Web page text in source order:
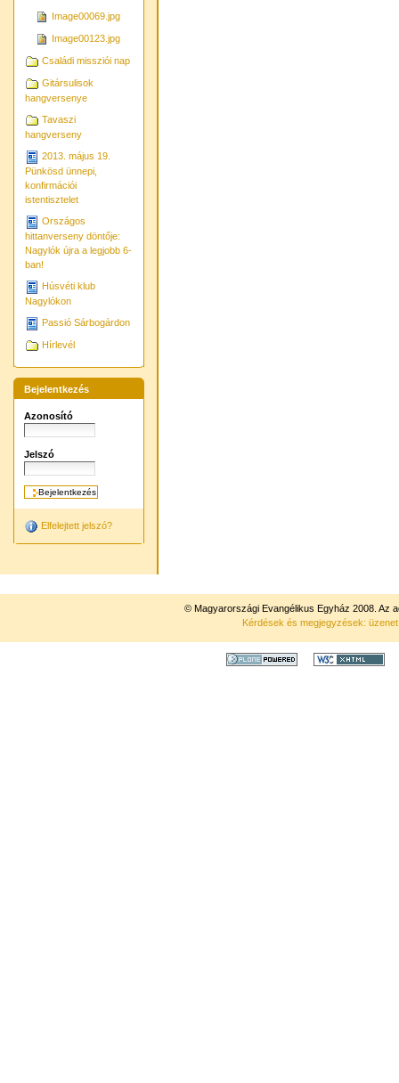
Image00069.jpg
Image00123.jpg
Családi missziói nap
Gitársulisok
hangversenye
Tavaszi
hangverseny
2013. május 19.
Pünkösd ünnepi,
konfirmációi
istentisztelet
Országos
hittanverseny döntője:
Nagylók újra a legjobb 6-
ban!
Húsvéti klub
Nagylókon
Passió Sárbogárdon
Hírlevél
Bejelentkezés
Azonosító
Jelszó
Elfelejtett jelszó?
© Magyarországi Evangélikus Egyház 2008. Az
Kérdések és megjegyzések: